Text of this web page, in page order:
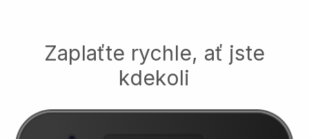
Zaplaťte rychle, ať jste
kdekoli